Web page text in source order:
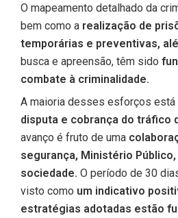
O mapeamento detalhado da
bem como a realização de
temporárias e preventivas,
busca e apreensão, têm sido
combate à criminalidade.
A maioria desses esforços está
disputa e cobrança do tráfico
avanço é fruto de uma
segurança, Ministério
sociedade. O período de 30
visto como um indicativo
estratégias adotadas estão